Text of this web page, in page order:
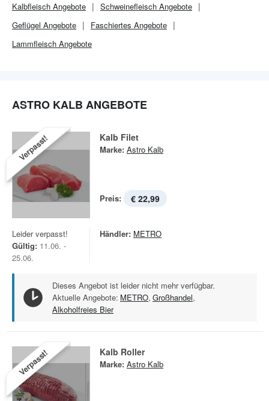
Kalbfleisch Angebote
Schweinefleisch Angebote
Geflügel Angebote
Faschiertes Angebote
Lammfleisch Angebote
ASTRO KALB ANGEBOTE
Verpasst! Kalb Filet
Marke: Astro Kalb
Preis: € 22,99
Leider verpasst!
Gültig: 11.06. -
25.06.
Händler: METRO
Dieses Angebot ist leider nicht mehr verfügbar.
Aktuelle Angebote: METRO, Großhandel,
Alkoholfreies Bier
Verpasst! Kalb Roller
Marke: Astro Kalb